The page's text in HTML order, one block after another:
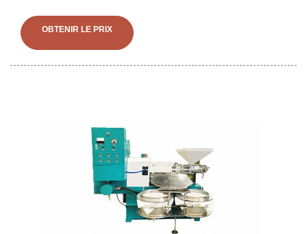
huile de palme. Pays/Région : Chine. Principaux produits : machine à
blocs, presse à huile, usine de raffinage du pétrole, machine de
et réduire l'extraction de pétrole. Machine d’extraction d’huile de
noyau. ₦ 8 500 000. Ceci convient à la production d’huile de palme et
d’huiles de karnel de palme à grande et moyenne échelle. il a la
capacité de produire environ 15 tonnes par jour c'est 15 tonnes
étrangères à vendre c'est toujours du palmiste expulsé 27/1/2023 ·
En septembre 2023, notre client costaricain a commandé un
ensemble d'huile de palme de 1 tph machines d'extraction de Henan
OBTENIR LE PRIX